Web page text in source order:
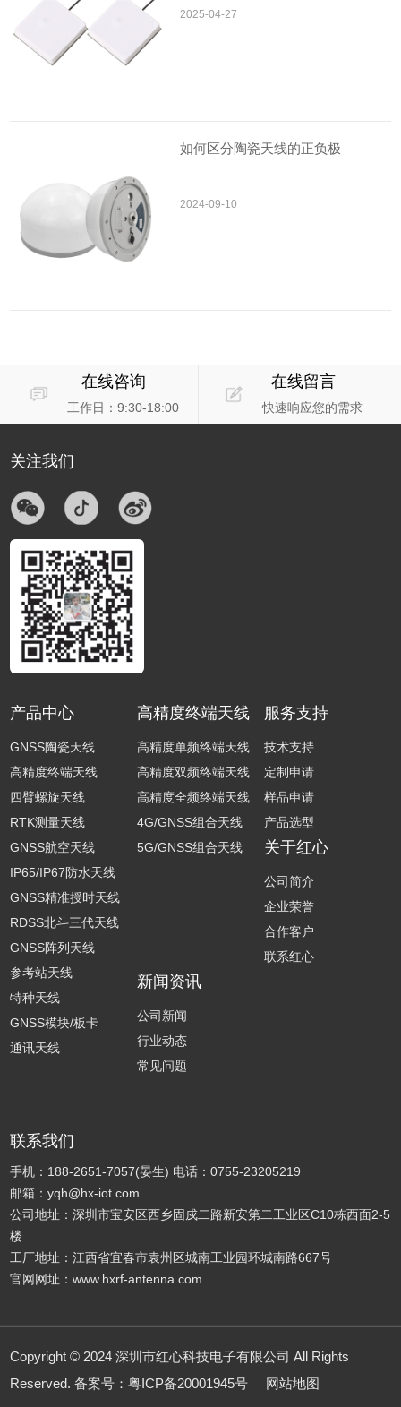
2025-04-27
如何区分陶瓷天线的正负极
2024-09-10
在线咨询
工作日：9:30-18:00
在线留言
快速响应您的需求
关注我们
产品中心
GNSS陶瓷天线
高精度终端天线
四臂螺旋天线
RTK测量天线
GNSS航空天线
IP65/IP67防水天线
GNSS精准授时天线
RDSS北斗三代天线
GNSS阵列天线
参考站天线
特种天线
GNSS模块/板卡
通讯天线
高精度终端天线
高精度单频终端天线
高精度双频终端天线
高精度全频终端天线
4G/GNSS组合天线
5G/GNSS组合天线
服务支持
技术支持
定制申请
样品申请
产品选型
关于红心
公司简介
企业荣誉
合作客户
联系红心
新闻资讯
公司新闻
行业动态
常见问题
联系我们
手机：188-2651-7057(晏生) 电话：0755-23205219
邮箱：yqh@hx-iot.com
公司地址：深圳市宝安区西乡固戍二路新安第二工业区C10栋西面2-5
楼
工厂地址：江西省宜春市袁州区城南工业园环城南路667号
官网网址：www.hxrf-antenna.com
Copyright © 2024 深圳市红心科技电子有限公司 All Rights
Reserved. 备案号：粤ICP备20001945号 网站地图